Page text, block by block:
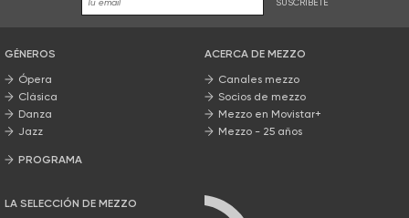
GÉNEROS
Ópera
Clásica
Danza
Jazz
PROGRAMA
LA SELECCIÓN DE MEZZO
ACERCA DE MEZZO
Canales mezzo
Socios de mezzo
Mezzo en Movistar+
Mezzo - 25 años